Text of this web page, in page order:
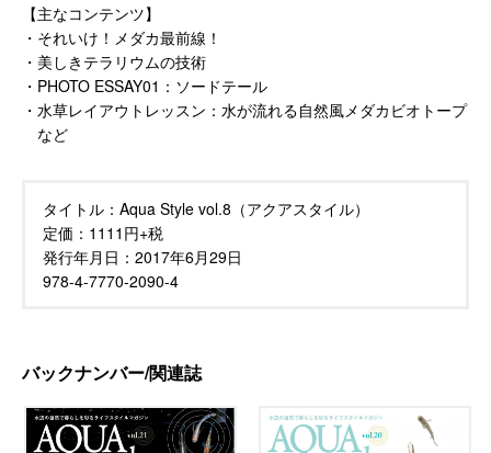
【主なコンテンツ】
・それいけ！メダカ最前線！
・美しきテラリウムの技術
・PHOTO ESSAY01：ソードテール
・水草レイアウトレッスン：水が流れる自然風メダカビオトープ
など
タイトル： Aqua Style vol.8（アクアスタイル）
定価： 1111円+税
発行年月日： 2017年6月29日
978-4-7770-2090-4
バックナンバー/関連誌